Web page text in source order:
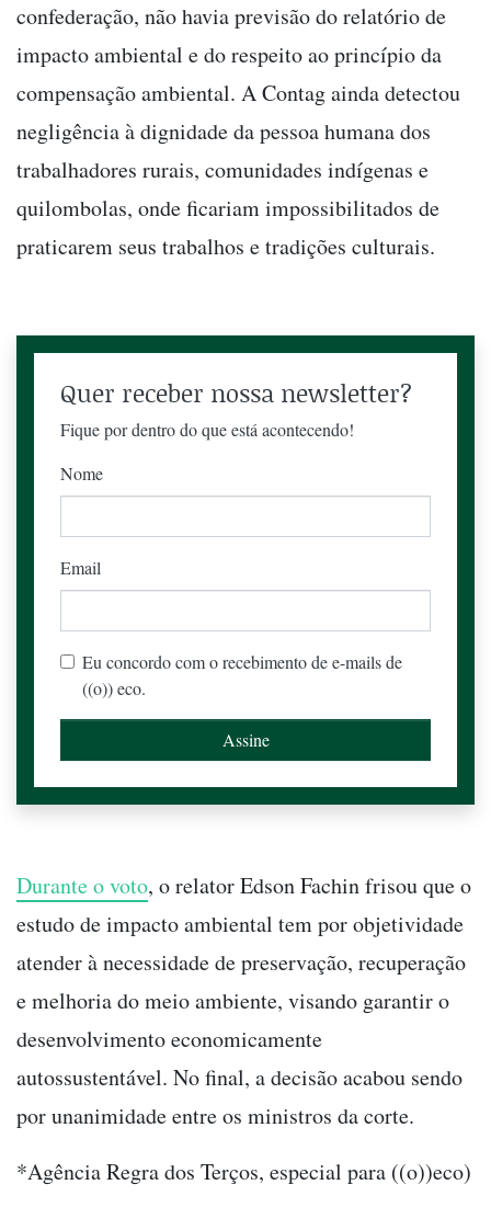
confederação, não havia previsão do relatório de
impacto ambiental e do respeito ao princípio da
compensação ambiental. A Contag ainda detectou
negligência à dignidade da pessoa humana dos
trabalhadores rurais, comunidades indígenas e
quilombolas, onde ficariam impossibilitados de
praticarem seus trabalhos e tradições culturais.
Quer receber nossa newsletter?
Fique por dentro do que está acontecendo!
Nome
Email
Eu concordo com o recebimento de e-mails de
((o)) eco.
Durante o voto, o relator Edson Fachin frisou que o
estudo de impacto ambiental tem por objetividade
atender à necessidade de preservação, recuperação
e melhoria do meio ambiente, visando garantir o
desenvolvimento economicamente
autossustentável. No final, a decisão acabou sendo
por unanimidade entre os ministros da corte.
*Agência Regra dos Terços, especial para ((o))eco)